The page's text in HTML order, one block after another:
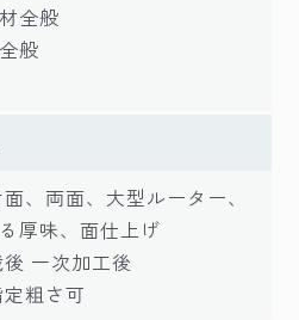
全般
般
、両面、大型ルーター、
厚味、面仕上げ
後 一次加工後
定粗さ可